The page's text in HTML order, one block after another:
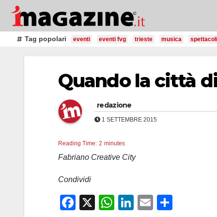
Salta
contenutoTag popolari eventi eventi fvg trieste musica spettacoli
Quando la città
redazione
1 SETTEMBRE 2015
Reading Time: 2 minutes
Fabriano Creative City
Condividi
F
X
W
Li
E